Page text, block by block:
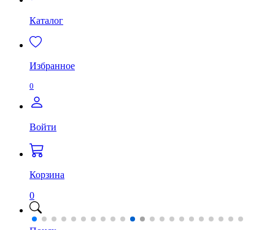
Каталог
Избранное
0
Войти
Корзина
0